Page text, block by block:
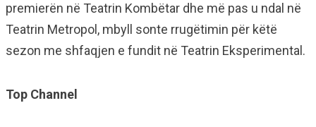
premierën në Teatrin Kombëtar dhe më pas u ndal në
Teatrin Metropol, mbyll sonte rrugëtimin për këtë
sezon me shfaqjen e fundit në Teatrin Eksperimental.
Top Channel